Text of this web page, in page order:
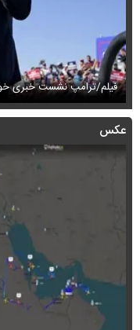
فیلم/ترامپ نشست خبری
عکس